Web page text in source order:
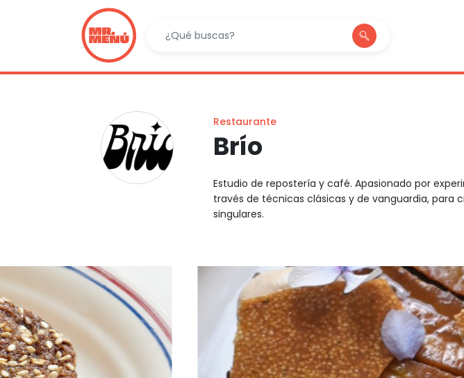
Restaurante
Brío
Estudio de repostería y café. Apasionado por
través de técnicas clásicas y de vanguardia,
singulares.